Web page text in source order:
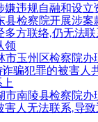
违规自融和设立
县检察院开展涉
多方联络,仍无法
领
市玉州区检察院
骗犯罪的被害人
市南陵县检察院
害人无法联系,导